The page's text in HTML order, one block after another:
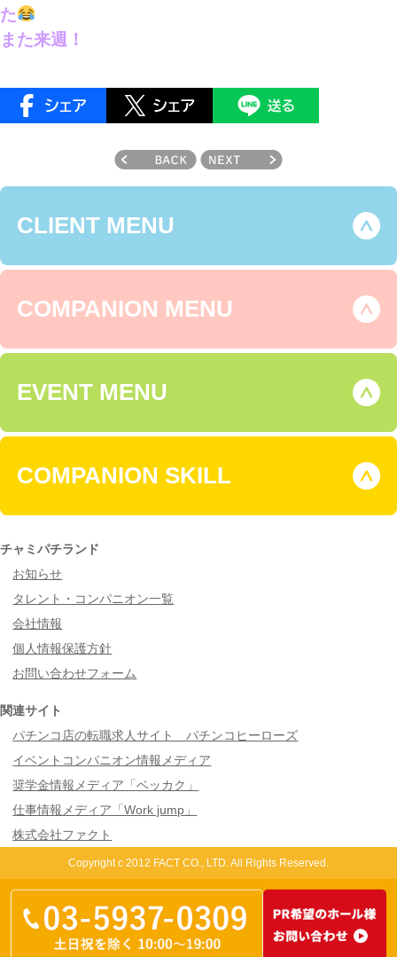
た
また来週！
CLIENT MENU
COMPANION MENU
EVENT MENU
COMPANION SKILL
チャミパチランド
お知らせ
タレント・コンパニオン一覧
会社情報
個人情報保護方針
お問い合わせフォーム
関連サイト
パチンコ店の転職求人サイト パチンコヒーローズ
イベントコンパニオン情報メディア
奨学金情報メディア「ベッカク」
仕事情報メディア「Work jump」
株式会社ファクト
Copyright c 2012 FACT CO., LTD. All Rights Reserved.